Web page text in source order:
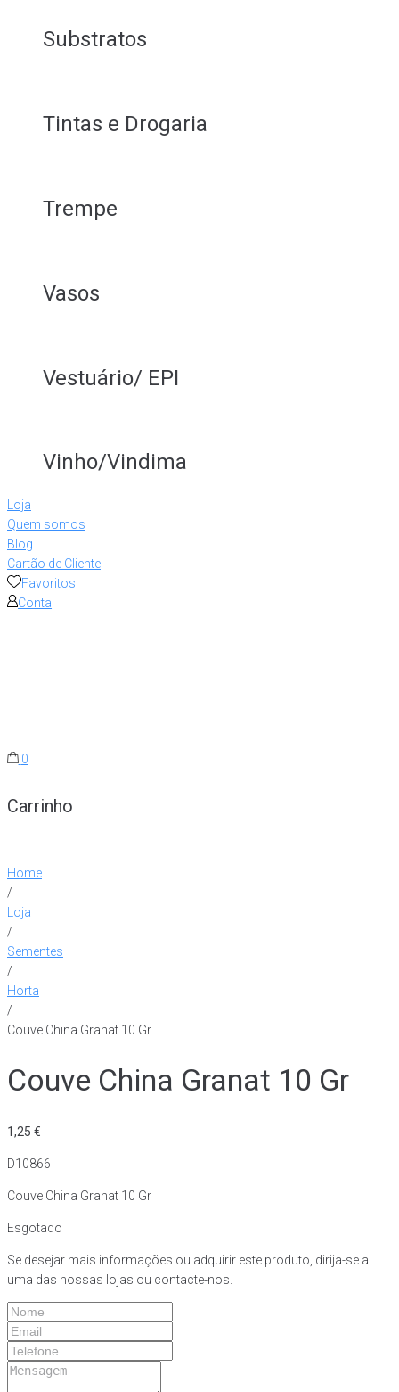
Substratos
Tintas e Drogaria
Trempe
Vasos
Vestuário/ EPI
Vinho/Vindima
Loja
Quem somos
Blog
Cartão de Cliente
Favoritos
Conta
0
Carrinho
Home
/
Loja
/
Sementes
/
Horta
/
Couve China Granat 10 Gr
Couve China Granat 10 Gr
1,25 €
D10866
Couve China Granat 10 Gr
Esgotado
Se desejar mais informações ou adquirir este produto, dirija-se a
uma das nossas lojas ou contacte-nos.